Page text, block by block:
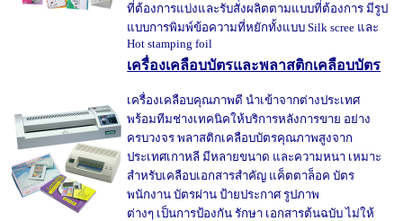
ที่ต้องการแบ่งและรับสั่งผลิตตามแบบที่ต้องการ มีรูป
แบบการพิมพ์ข้อความที่หยักทั้งแบบ Silk scree และ
Hot stamping foil
เครื่องเคลือบบัตรและพลาสติกเคลือบบัตร
เครื่องเคลือบคุณภาพดี นำเข้าจากต่างประเทศ
พร้อมทีมช่างเทคนิคให้บริการหลังการขาย อย่าง
ครบวงจร พลาสติกเคลือบบัตรคุณภาพสูงจาก
ประเทศเกาหลี มีหลายขนาด และความหนา เหมาะ
สำหรับเคลือบเอกสารสำคัญ แค็ตตาล็อค บัตร
พนักงาน บัตรผ่าน ป้ายประกาศ รูปภาพ
ต่างๆ เป็นการป้องกัน รักษา เอกสารต้นฉบับ ไม่ให้